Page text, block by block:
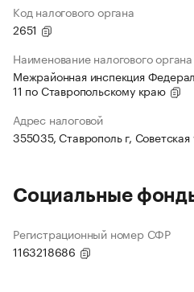
Код налогового органа
2651
Наименование налогового органа
Межрайонная инспекция
11 по Ставропольскому краю
Адрес налоговой
355035, Ставрополь г, Советская
Социальные
Регистрационный номер СФР
1163218686